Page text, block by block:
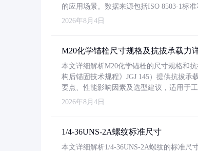
的应用场景。数据来源包括ISO 8503-1标
2026年8月4日
M20化学锚栓尺寸规格及抗拔承载力
本文详细解析M20化学锚栓的尺寸规格和
构后锚固技术规程》JGJ 145）提供抗拔
要点、性能影响因素及选型建议，适用于工
2026年8月4日
1/4-36UNS-2A螺纹标准尺寸
本文详细解析1/4-36UNS-2A螺纹的标准尺